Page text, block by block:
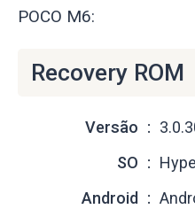
POCO M6:
Recovery ROM
Versão
SO
Android